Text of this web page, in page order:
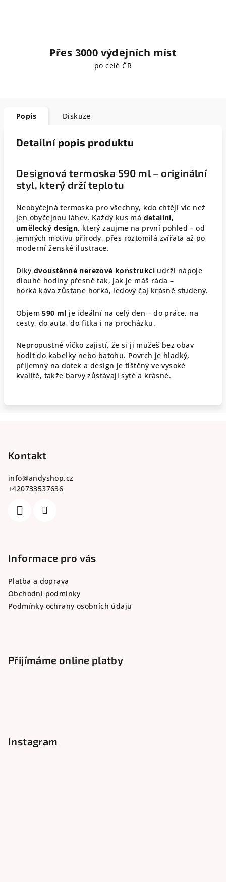
Přes 3000 výdejních míst
po celé ČR
Popis Diskuze
Detailní popis produktu
Designová termoska 590 ml – originální
styl, který drží teplotu
Neobyčejná termoska pro všechny, kdo chtějí víc než
jen obyčejnou láhev. Každý kus má detailní,
umělecký design, který zaujme na první pohled – od
jemných motivů přírody, přes roztomilá zvířata až po
moderní ženské ilustrace.
Díky dvoustěnné nerezové konstrukci udrží nápoje
dlouhé hodiny přesně tak, jak je máš ráda –
horká káva zůstane horká, ledový čaj krásně studený.
Objem590 ml je ideální na celý den – do práce, na
cesty, do auta, do fitka i na procházku.
Nepropustné víčko zajistí, že si ji můžeš bez obav
hodit do kabelky nebo batohu. Povrch je hladký,
příjemný na dotek a design je tištěný ve vysoké
kvalitě, takže barvy zůstávají syté a krásné.
Kontakt
info@andyshop.cz
+420733537636
Informace pro vás
Platba a doprava
Obchodní podmínky
Podmínky ochrany osobních údajů
Přijímáme online platby
Instagram